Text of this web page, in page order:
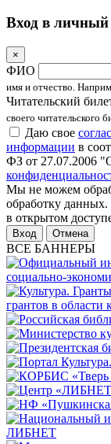
Вход в личный
×
ФИО
имя и отчество.
Читательский
своего читательского
Даю свое
информации в
ФЗ от 27.07.2006
Мы не можем
обработку
в открытом
Отмена
ВСЕ БАННЕРЫ